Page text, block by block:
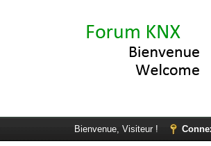
Bienvenue, Visiteur !